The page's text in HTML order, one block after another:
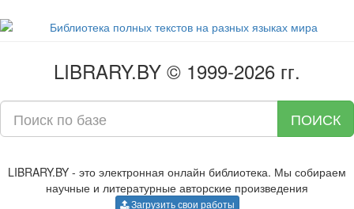
LIBRARY.BY © 1999-2026 гг.
ПОИСК
LIBRARY.BY - это электронная онлайн библиотека. Мы собираем
научные и литературные авторские произведения
Загрузить свои работы